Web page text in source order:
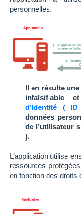
personnelles.
Il en résulte
infalsifiable
d’Identité (
données
de l’utilisateur
).
L’application utilise
ressources
en fonction des droits